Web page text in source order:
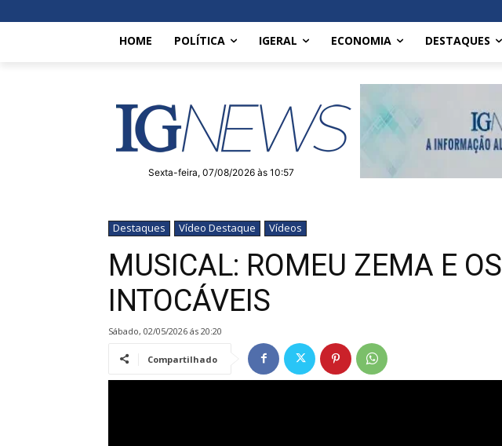
HOME POLÍTICA IGERAL ECONOMIA DESTAQUES
Sexta-feira, 07/08/2026 às 10:57
Destaques Vídeo Destaque Vídeos
MUSICAL: ROMEU ZEMA E OS
INTOCÁVEIS
sábado, 02/05/2026 ás 20:20
Compartilhado